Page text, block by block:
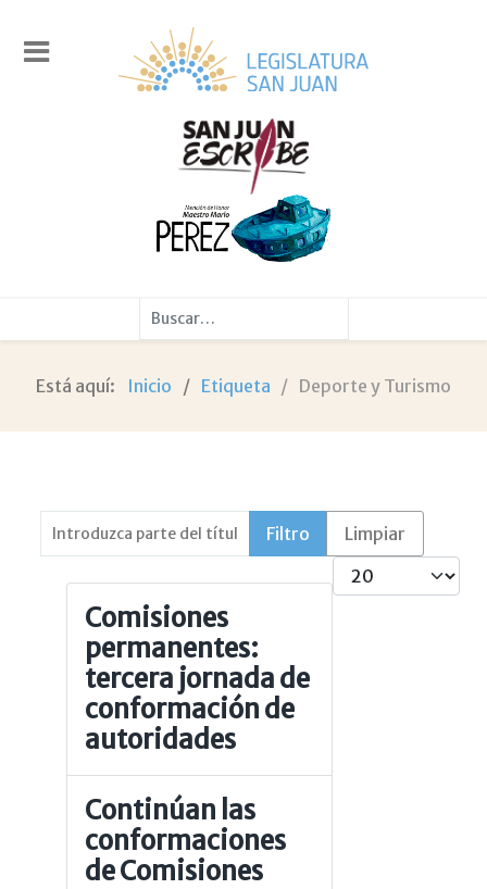
Buscar
Está aquí: Inicio Etiqueta Deporte y Turismo
Introduzca parte del título Filtro
Limpiar
Cantidad
Comisiones
permanentes:
tercera jornada de
conformación de
autoridades
Continúan las
conformaciones
de Comisiones